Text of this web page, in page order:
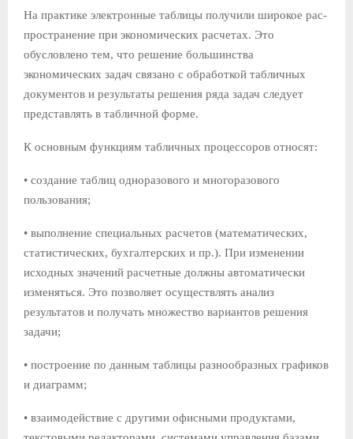
На практике электронные таблицы получили широкое рас­
пространение при экономических расчетах. Это
обусловлено тем, что решение большинства
экономических задач связано с обра­боткой табличных
документов и результаты решения ряда за­дач следует
представлять в табличной форме.
К основным функциям табличных процессоров относят:
• создание таблиц одноразового и многоразового
пользования;
• выполнение специальных расчетов (математических,
статис­тических, бухгалтерских и пр.). При изменении
исходных значений расчетные должны автоматически
изменяться. Это позволяет осуществлять анализ
результатов и получать мно­жество вариантов решения
задачи;
• построение по данным таблицы разнообразных графиков
и диаграмм;
• взаимодействие с другими офисными продуктами,